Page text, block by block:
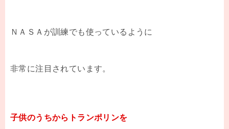
ＮＡＳＡが訓練でも使っているように
非常に注目されています。
子供のうちからトランポリンを